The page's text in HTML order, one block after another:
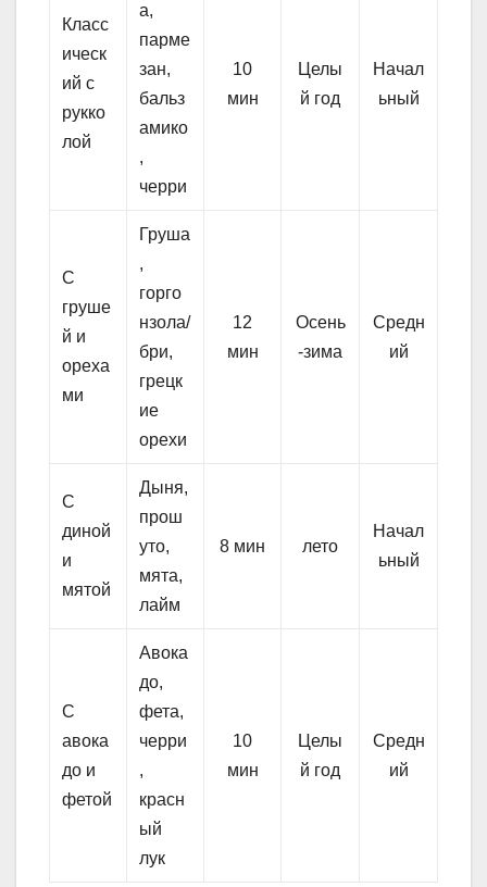
Класс
ическ
ий с
рукко
лой
а,
парме
зан,
бальз
амико
,
черри
10
мин
Целы
й год
Начал
ьный
С
груше
й и
ореха
ми
Груша
,
горго
нзола/
бри,
грецк
ие
орехи
12
мин
Осень
-зима
Средн
ий
С
диной
и
мятой
Дыня,
прош
уто,
мята,
лайм
8 мин лето
Начал
ьный
С
авока
до и
фетой
Авока
до,
фета,
черри
,
красн
ый
лук
10
мин
Целы
й год
Средн
ий